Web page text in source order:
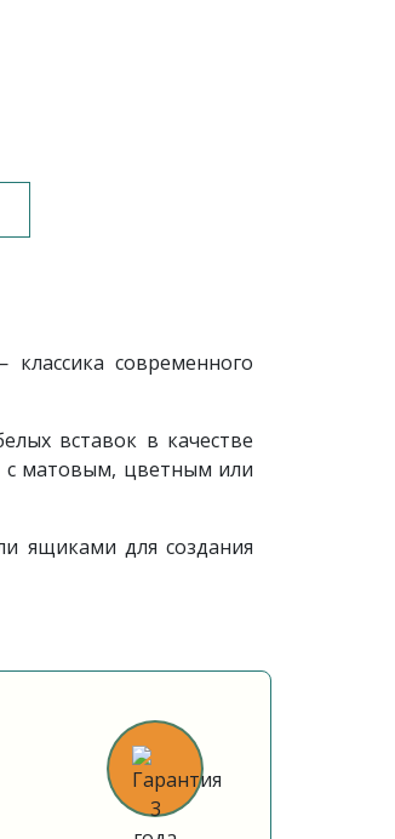
современного
вставок в качестве
с матовым, цветным или
ящиками для создания